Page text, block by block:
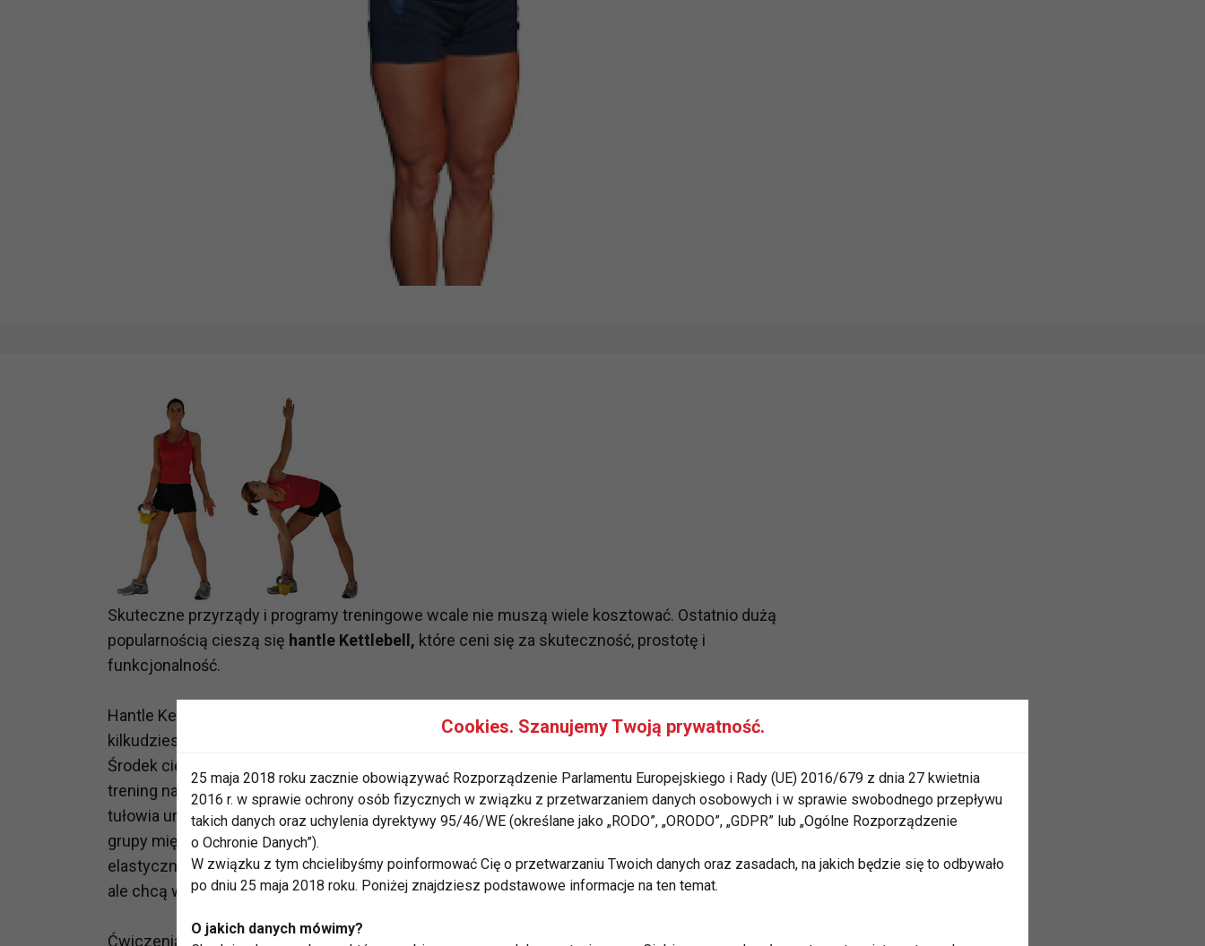
Skuteczne przyrządy i programy treningowe wcale nie muszą wiele kosztować. Ostatnio dużą
popularnością cieszą się hantle Kettlebell, które ceni się za skuteczność, prostotę i
funkcjonalność.
Hantle Kettlebell przypominają swoim wyglądem sporą kulę z uchwytem. Ważą od kilku do
kilkudziesięciu kilogramów, dzięki czemu mogą ich używać zarówno kobiety, jak i mężczyźni.
Środek ciężkości znajduje się poniżej uchwytu. Dzięki temu można przeprowadzić skuteczny
trening na
szczupłą sylwetkę oraz poprawiający rzeźbę i siłę mięśni. Wymachy i szybkie skręty
tułowia umożliwiają przeprowadzenie skutecznego treningu, angażującego najważniejsze
grupy mięśni. Jest to trening na wszystkie grupy mięśniowe, zwiększający ich siłę i
elastyczność. To doskonale ćwiczenia dla kobiet, które boją się zwiększenia objętości mięśni,
ale chcą wyszczuplić sylwetkę.
Ćwiczenia z hantlami Kettlebell polegają na energicznych wymachach obciążeniami w jednej
Cookies. Szanujemy Twoją prywatność.
25 maja 2018 roku zacznie obowiązywać Rozporządzenie Parlamentu Europejskiego i Rady (UE) 2016/679 z dnia 27 kwietnia
2016 r. w sprawie ochrony osób fizycznych w związku z przetwarzaniem danych osobowych i w sprawie swobodnego przepływu
takich danych oraz uchylenia dyrektywy 95/46/WE (określane jako „RODO”, „ORODO”, „GDPR” lub „Ogólne Rozporządzenie
o Ochronie Danych”).
W związku z tym chcielibyśmy poinformować Cię o przetwarzaniu Twoich danych oraz zasadach, na jakich będzie się to odbywało
po dniu 25 maja 2018 roku. Poniżej znajdziesz podstawowe informacje na ten temat.
O jakich danych mówimy?